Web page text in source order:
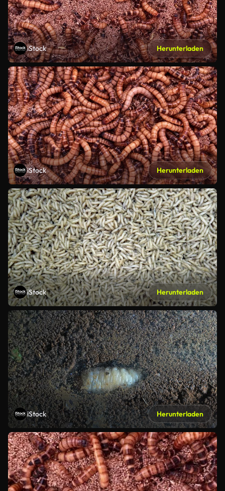
iStock Herunterladen
iStock Herunterladen
iStock Herunterladen
iStock Herunterladen